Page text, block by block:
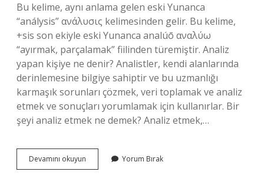
Bu kelime, aynı anlama gelen eski Yunanca
“análysis” ανάλυσις kelimesinden gelir. Bu kelime,
+sis son ekiyle eski Yunanca analúō αναλύω
“ayırmak, parçalamak” fiilinden türemiştir. Analiz
yapan kişiye ne denir? Analistler, kendi alanlarında
derinlemesine bilgiye sahiptir ve bu uzmanlığı
karmaşık sorunları çözmek, veri toplamak ve analiz
etmek ve sonuçları yorumlamak için kullanırlar. Bir
şeyi analiz etmek ne demek? Analiz etmek,…
Devamını okuyun Analizan
Ne
Yorum Bırak